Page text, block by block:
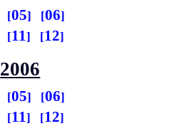
05
06
11 12
2006
05
06
11 12